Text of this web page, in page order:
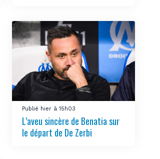
Publié hier à 15h03
L’aveu sincère de Benatia sur
le départ de De Zerbi